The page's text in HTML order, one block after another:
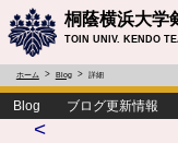
桐蔭横浜大学
TOIN UNIV. KENDO
ホーム Blog 詳細
Blog ブログ更新情報
<